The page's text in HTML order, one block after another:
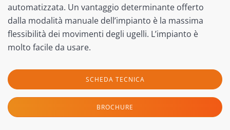
automatizzata. Un vantaggio determinante offerto
dalla modalità manuale dell’impianto è la massima
flessibilità dei movimenti degli ugelli. L’impianto è
molto facile da usare.
SCHEDA TECNICA
BROCHURE